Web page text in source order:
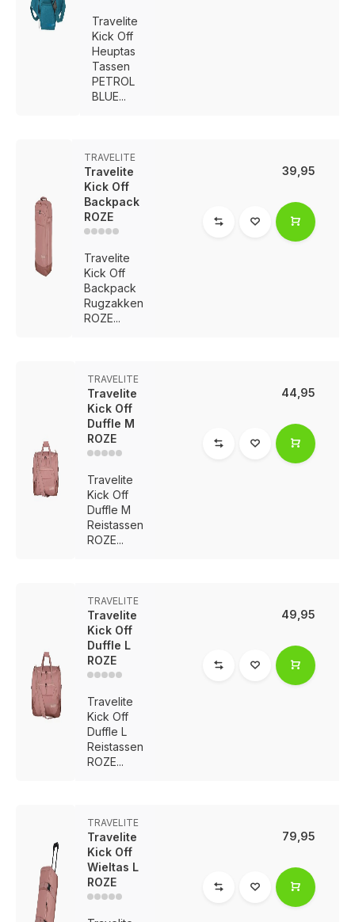
Travelite
Kick Off
Heuptas
Tassen
PETROL
BLUE...
TRAVELITE
Travelite
Kick Off
Backpack
ROZE
Travelite
Kick Off
Backpack
Rugzakken
ROZE...
39,95
TRAVELITE
Travelite
Kick Off
Duffle M
ROZE
Travelite
Kick Off
Duffle M
Reistassen
ROZE...
44,95
TRAVELITE
Travelite
Kick Off
Duffle L
ROZE
Travelite
Kick Off
Duffle L
Reistassen
ROZE...
49,95
TRAVELITE
Travelite
Kick Off
Wieltas L
ROZE
79,95